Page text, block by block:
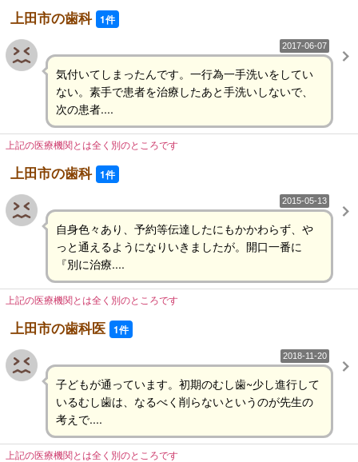
上田市の歯科 1件
2017-06-07
気付いてしまったんです。一行為一手洗いをしてい
ない。素手で患者を治療したあと手洗いしないで、
次の患者....
上記の医療機関とは全く別のところです
上田市の歯科 1件
2015-05-13
自身色々あり、予約等伝達したにもかかわらず、や
っと通えるようになりいきましたが。開口一番に
『別に治療....
上記の医療機関とは全く別のところです
上田市の歯科医 1件
2018-11-20
子どもが通っています。初期のむし歯~少し進行して
いるむし歯は、なるべく削らないというのが先生の
考えで....
上記の医療機関とは全く別のところです